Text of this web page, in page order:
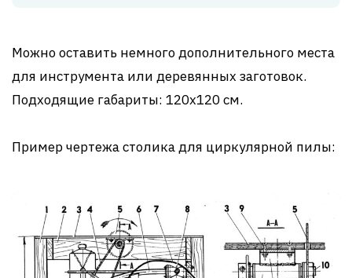
Можно оставить немного дополнительного места
для инструмента или деревянных заготовок.
Подходящие габариты: 120х120 см.
Пример чертежа столика для циркулярной пилы: